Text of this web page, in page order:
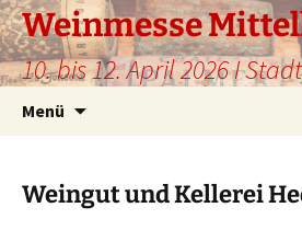
Weinmesse
10. bis 12. April 2026 I
Menü
Weingut und Kellerei